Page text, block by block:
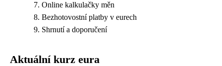
Online kalkulačky měn
Bezhotovostní platby v eurech
Shrnutí a doporučení
Aktuální kurz eura